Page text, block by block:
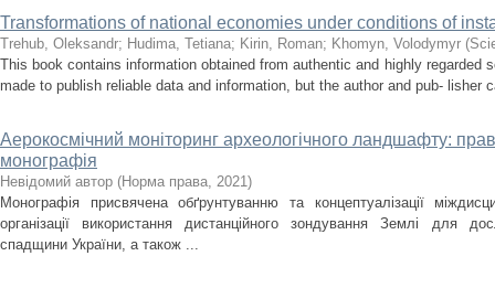
Transformations of national economies under conditions of
Trehub, Oleksandr; Hudima, Tetіana; Kirin, Roman; Khomyn, Volodymyr (
This book contains information obtained from authentic and highly regarded
made to publish reliable data and information, but the author and pub- lisher
Аерокосмічний моніторинг археологічного ландшафту:
монографія
Невідомий автор (Норма права, 2021)
Монографія присвячена обґрунтуванню та концептуалізації
організації використання дистанційного зондування Землі для
спадщини України, а також ...